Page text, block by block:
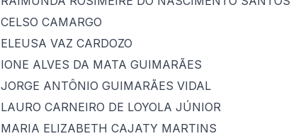
CELSO CAMARGO
ELEUSA VAZ CARDOZO
IONE ALVES DA MATA GUIMARÃES
JORGE ANTÔNIO GUIMARÃES VIDAL
LAURO CARNEIRO DE LOYOLA JÚNIOR
MARIA ELIZABETH CAJATY MARTINS